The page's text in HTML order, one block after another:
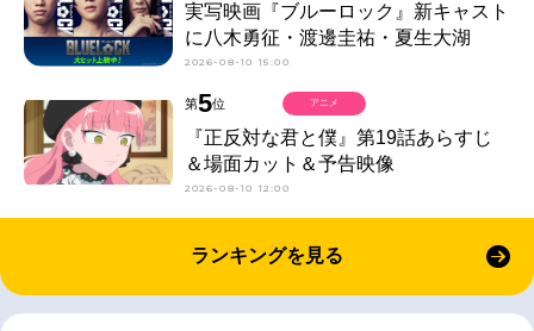
実写映画『ブルーロック』新キャスト
に八木勇征・渡邊圭祐・夏生大湖
2026-08-10 15:00
第5位
『正反対な君と僕』第19話あらすじ
＆場面カット＆予告映像
2026-08-10 12:00
アニメ
ランキングを見る